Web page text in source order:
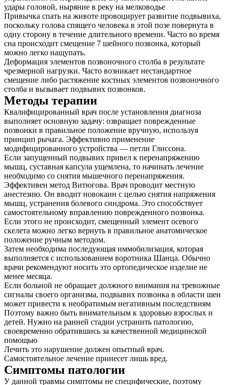
удары головой, ныряние в реку на мелководье
Привычка спать на животе провоцирует развитие подвывиха,
поскольку голова спящего человека в этой позе повернута в
одну сторону в течение длительного времени. Часто во время
сна происходит смещение 7 шейного позвонка, который
можно легко нащупать.
Деформация элементов позвоночного столба в результате
чрезмерной нагрузки. Часто возникает нестандартное
смещение либо растяжение костных элементов позвоночного
столба и вызывает подвывих позвонков.
Методы терапии
Квалифицированный врач после установления диагноза
выполняет основную задачу: озвращает поврежденные
позвонки в правильное положение вручную, используя
принцип рычага. Эффективно применение
модифицированного устройства — петли Глиссона.
Если запущенный подвывих привел к перенапряжению
мышц, суставная капсула ущемлена, то начинать лечение
необходимо со снятия мышечного перенапряжения.
Эффективен метод Витюгова. Врач проводит местную
анестезию. Он вводит новокаин с целью снятия напряжения
мышц, устранения болевого синдрома. Это способствует
самостоятельному вправлению поврежденного позвонка.
Если этого не происходит, смещенный элемент осевого
скелета можно легко вернуть в правильное анатомическое
положение ручным методом.
Затем необходима последующая иммобилизация, которая
выполняется с использованием воротника Шанца. Обычно
врачи рекомендуют носить это ортопедическое изделие не
менее месяца.
Если больной не обращает должного внимания на тревожные
сигналы своего организма, подвывих позвонка в области шеи
может привести к необратимым негативным последствиям
Поэтому важно быть внимательным к здоровью взрослых и
детей. Нужно на ранней стадии устранить патологию,
своевременно обратившись за качественной медицинской
помощью
Лечить это нарушение должен опытный врач.
Самостоятельное лечение принесет лишь вред.
Симптомы патологии
У данной травмы симптомы не специфические, поэтому